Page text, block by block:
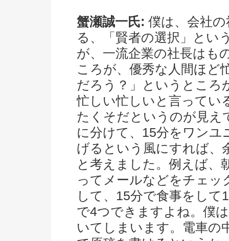
蟹瀬誠一氏: 僕は、会社
る、「賢者の選択」とい
が、一流企業の社長はも
ころが、優秀な人間ほど
だろう？」というところ
忙しい忙しいと言ってい
たくそだというのが見え
に分けて、15分をワン
げるという風にすれば、
と考えました。例えば、
ってメールなどをチェッ
して、15分で食事をし
で4つできますよね。僕
いてしまいます。電車の